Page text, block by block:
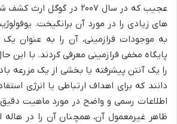
عجیب که در سال ۲۰۰۷ در گوگل
های زیادی را در مورد آن برانگیخت.
به موجودات فرازمینی، آن را به عنوان
پایگاه مخفی فرازمینی معرفی کردند. با این
را یک آنتن پیشرفته یا بخشی از یک مزرعه
دانند که برای اهداف ارتباطی یا انرژی
اطلاعات رسمی و واضح در مورد ماهیت دقیق
ظاهر غیرمعمول آن، همچنان آن را در هاله